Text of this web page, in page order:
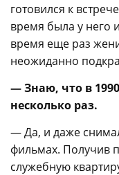
готовился к
время была у него
время еще раз
неожиданно
— Знаю, что в
несколько раз.
— Да, и даже
фильмах. Получив
служебную